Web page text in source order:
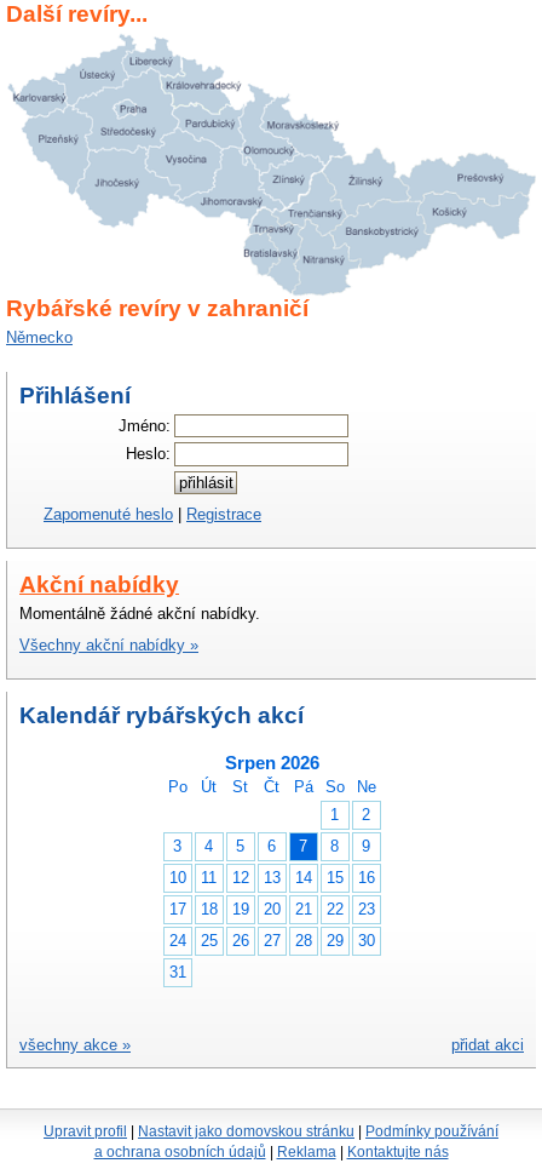
Další revíry...
Rybářské revíry v zahraničí
Německo
Přihlášení
Jméno:
Heslo:
Zapomenuté heslo Registrace
Akční nabídky
Momentálně žádné akční nabídky.
Všechny akční nabídky »
Kalendář rybářských akcí
Srpen 2026
Po Út St Čt Pá So
Ne
1
2
3
4 5 6 7 8
9
10
11 12 13 14 15
16
17
18 19 20 21 22
23
24
25 26 27 28 29
30
31
přidat akci
všechny akce »
Upravit profil Nastavit jako domovskou stránku
Podmínky používání
a ochrana osobních údajů
Reklama Kontaktujte nás